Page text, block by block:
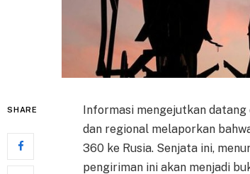
SHARE Informasi mengejutkan datang
dan regional melaporkan
360 ke Rusia. Senjata ini,
pengiriman ini akan menjadi